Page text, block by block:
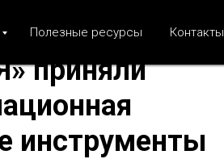
Полезные ресурсы Контакты
приняли
инструменты